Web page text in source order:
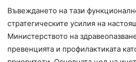
Въвеждането на тази
стратегическите усилия на
Министерството на
превенцията и профилактиката